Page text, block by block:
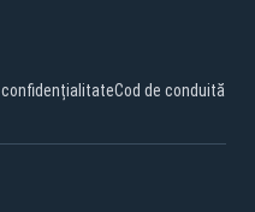
Cod de conduită